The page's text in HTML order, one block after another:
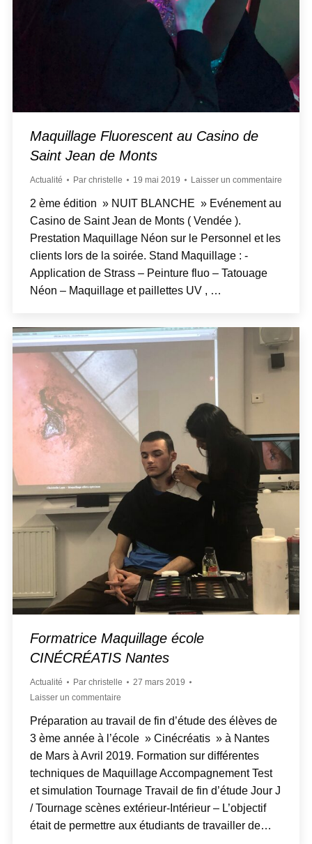
Maquillage Fluorescent au Casino de
Saint Jean de Monts
Actualité Par christelle 19 mai 2019 Laisser un commentaire
2 ème édition » NUIT BLANCHE » Evénement au
Casino de Saint Jean de Monts ( Vendée ).
Prestation Maquillage Néon sur le Personnel et les
clients lors de la soirée. Stand Maquillage : -
Application de Strass – Peinture fluo – Tatouage
Néon – Maquillage et paillettes UV , …
Formatrice Maquillage école
CINÉCRÉATIS Nantes
Actualité Par christelle
27 mars 2019
Laisser un commentaire
Préparation au travail de fin d’étude des élèves de
3 ème année à l’école » Cinécréatis » à Nantes
de Mars à Avril 2019. Formation sur différentes
techniques de Maquillage Accompagnement Test
et simulation Tournage Travail de fin d’étude Jour J
/ Tournage scènes extérieur-Intérieur – L’objectif
était de permettre aux étudiants de travailler de…